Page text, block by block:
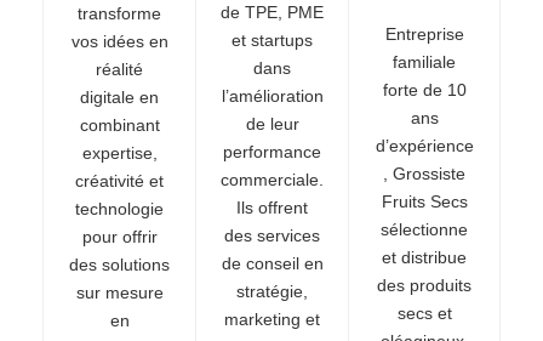
transforme
vos idées en
réalité
digitale en
combinant
expertise,
créativité et
technologie
pour offrir
des solutions
sur mesure
en
de TPE, PME
et startups
dans
l’amélioration
de leur
performance
commerciale.
Ils offrent
des services
de conseil en
stratégie,
marketing et
Entreprise
familiale
forte de 10
ans
d’expérience
, Grossiste
Fruits Secs
sélectionne
et distribue
des produits
secs et